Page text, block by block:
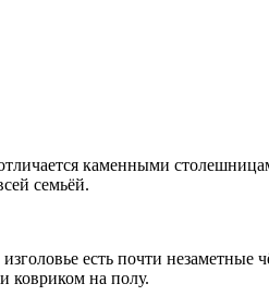
каменными
семьёй.
есть почти незаметные
ковриком на полу.